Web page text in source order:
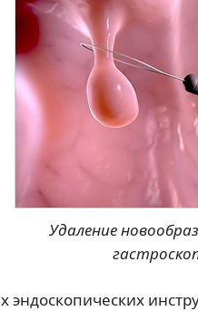
Удаление